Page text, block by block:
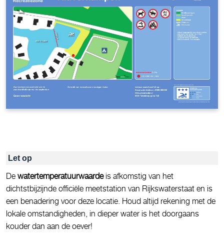
Let op
De watertemperatuurwaardeis afkomstig van het
dichtstbijzijnde officiële meetstation van Rijkswaterstaat en is
een benadering voor deze locatie. Houd altijd rekening met de
lokale omstandigheden, in dieper water is het doorgaans
kouder dan aan de oever!